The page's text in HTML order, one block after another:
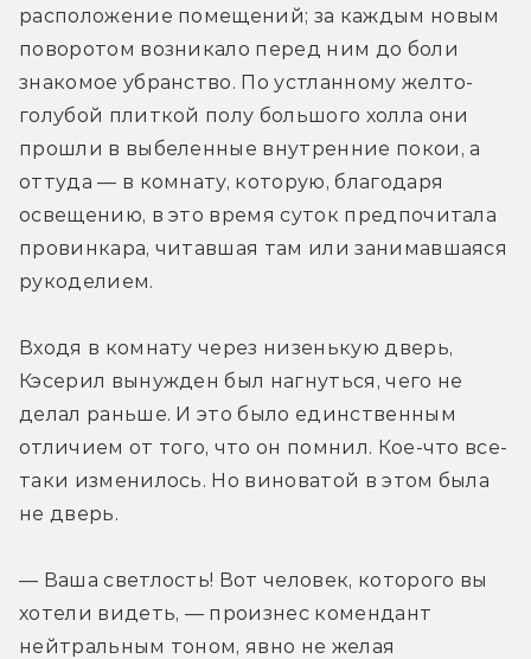
расположение помещений; за каждым новым
поворотом возникало перед ним до боли
знакомое убранство. По устланному желто-
голубой плиткой полу большого холла они
прошли в выбеленные внутренние покои, а
оттуда — в комнату, которую, благодаря
освещению, в это время суток предпочитала
провинкара, читавшая там или занимавшаяся
рукоделием.
Входя в комнату через низенькую дверь,
Кэсерил вынужден был нагнуться, чего не
делал раньше. И это было единственным
отличием от того, что он помнил. Кое-что все-
таки изменилось. Но виноватой в этом была
не дверь.
— Ваша светлость! Вот человек, которого вы
хотели видеть, — произнес комендант
нейтральным тоном, явно не желая